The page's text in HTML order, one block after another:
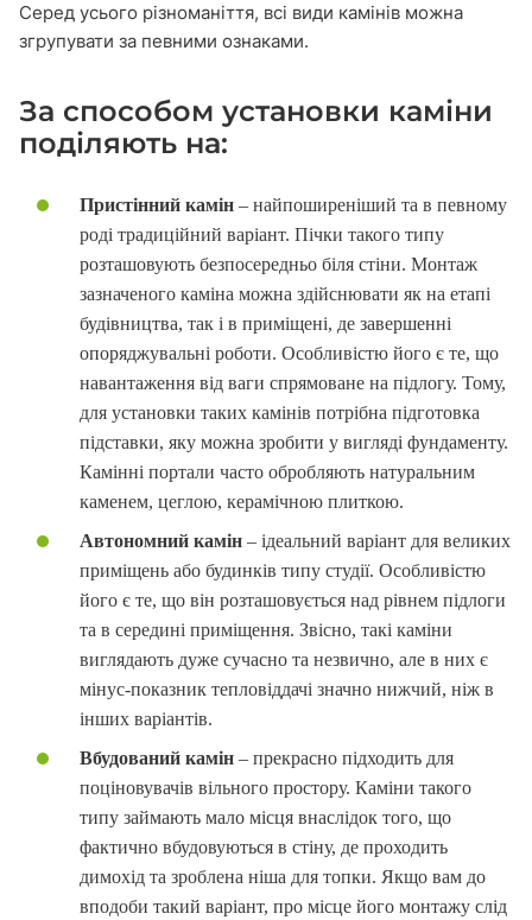
Серед усього різноманіття, всі види камінів можна
згрупувати за певними ознаками.
За способом установки каміни
поділяють на:
Пристінний камін – найпоширеніший та в певному
роді традиційний варіант. Пічки такого типу
розташовують безпосередньо біля стіни. Монтаж
зазначеного каміна можна здійснювати як на етапі
будівництва, так і в приміщені, де завершенні
опоряджувальні роботи. Особливістю його є те, що
навантаження від ваги спрямоване на підлогу. Тому,
для установки таких камінів потрібна підготовка
підставки, яку можна зробити у вигляді фундаменту.
Камінні портали часто обробляють натуральним
каменем, цеглою, керамічною плиткою.
Автономний камін – ідеальний варіант для великих
приміщень або будинків типу студії. Особливістю
його є те, що він розташовується над рівнем підлоги
та в середині приміщення. Звісно, такі каміни
виглядають дуже сучасно та незвично, але в них є
мінус-показник тепловіддачі значно нижчий, ніж в
інших варіантів.
Вбудований камін – прекрасно підходить для
поціновувачів вільного простору. Каміни такого
типу займають мало місця внаслідок того, що
фактично вбудовуються в стіну, де проходить
димохід та зроблена ніша для топки. Якщо вам до
вподоби такий варіант, про місце його монтажу слід